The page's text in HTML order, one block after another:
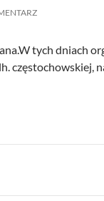
tych dniach
częstochowskiej,